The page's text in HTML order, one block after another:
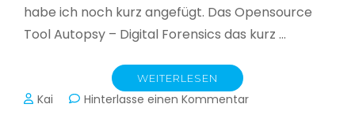
habe ich noch kurz angefügt. Das Opensource
Tool Autopsy – Digital Forensics das kurz …
WEITERLESEN
Kai Hinterlasse einen Kommentarzu